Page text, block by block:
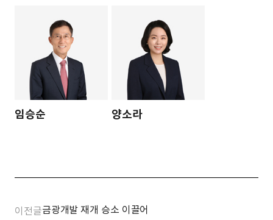
임승순 양소라
이전글금광개발 재개 승소 이끌어